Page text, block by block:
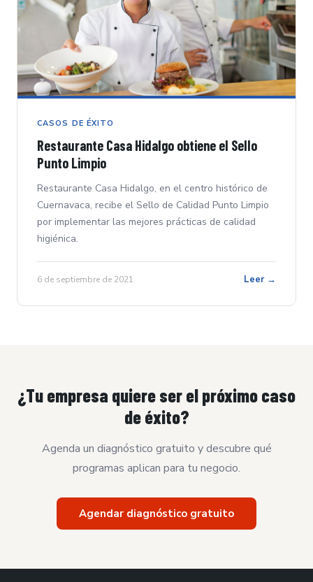
CASOS DE ÉXITO
Restaurante Casa Hidalgo obtiene el Sello
Punto Limpio
Restaurante Casa Hidalgo, en el centro histórico de
Cuernavaca, recibe el Sello de Calidad Punto Limpio
por implementar las mejores prácticas de calidad
higiénica.
6 de septiembre de 2021 Leer →
¿Tu empresa quiere ser el próximo caso
de éxito?
Agenda un diagnóstico gratuito y descubre qué
programas aplican para tu negocio.
Agendar diagnóstico gratuito